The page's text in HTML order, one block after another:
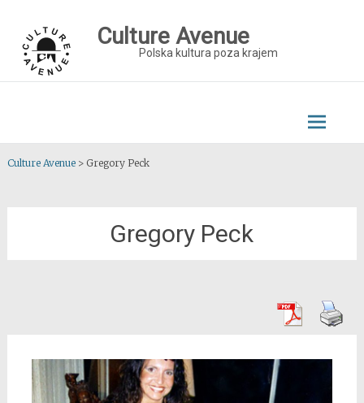
content
Culture Avenue
Polska kultura poza krajem
Culture Avenue> Gregory Peck
Gregory Peck